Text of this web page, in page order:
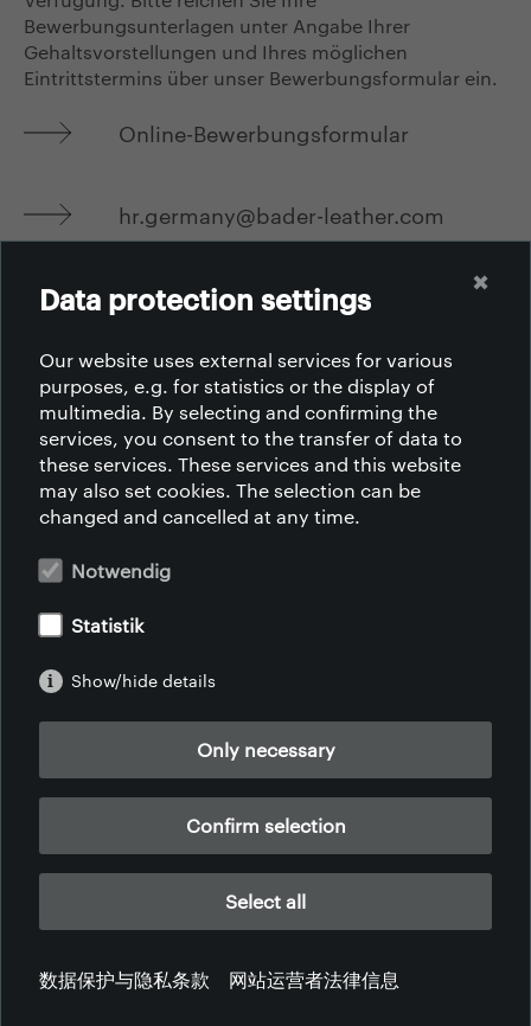
Bewerbungsunterlagen unter Angabe Ihrer
Gehaltsvorstellungen und Ihres möglichen
Eintrittstermins über unser Bewerbungsformular ein.
Online-Bewerbungsformular
hr.germany@bader-leather.com
我们是谁
我们是谁
源于匠心
认证
规范准则
下载
网站运营者法律信息 数据保护与隐私条款 服务条款
非洲 | 美洲 | 亚洲 | 欧洲
Data protection settings
Our website uses external services for various
purposes, e.g. for statistics or the display of
multimedia. By selecting and confirming the
services, you consent to the transfer of data to
these services. These services and this website
may also set cookies. The selection can be
changed and cancelled at any time.
Notwendig
Statistik
Show/hide details
Only necessary
Confirm selection
Select all
数据保护与隐私条款 网站运营者法律信息
✖